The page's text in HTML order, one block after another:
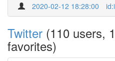
2020-02-12 18:28:00
Twitter (110 users,
favorites)